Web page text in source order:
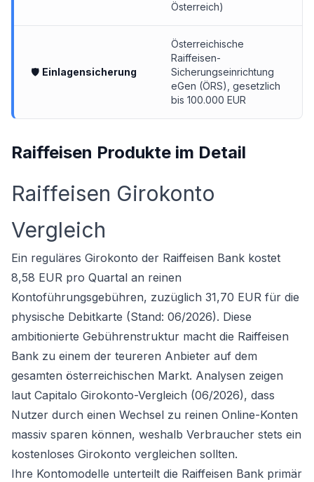
Österreich)
🛡 Einlagensicherung
Österreichische
Raiffeisen-
Sicherungseinrichtung
eGen (ÖRS), gesetzlich
bis 100.000 EUR
Raiffeisen Produkte im Detail
Raiffeisen Girokonto
Vergleich
Ein reguläres Girokonto der Raiffeisen Bank kostet
8,58 EUR pro Quartal an reinen
Kontoführungsgebühren, zuzüglich 31,70 EUR für die
physische Debitkarte (Stand: 06/2026). Diese
ambitionierte Gebührenstruktur macht die Raiffeisen
Bank zu einem der teureren Anbieter auf dem
gesamten österreichischen Markt. Analysen zeigen
laut Capitalo Girokonto-Vergleich (06/2026), dass
Nutzer durch einen Wechsel zu reinen Online-Konten
massiv sparen können, weshalb Verbraucher stets ein
kostenloses Girokonto vergleichen sollten.
Ihre Kontomodelle unterteilt die Raiffeisen Bank primär